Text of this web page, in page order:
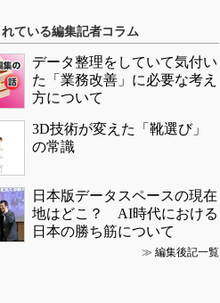
ている編集記者コラム
データ整理をしていて気付い
た「業務改善」に必要な考え
方について
3D技術が変えた「靴選び」
の常識
日本版データスペースの現在
地はどこ？ AI時代における
日本の勝ち筋について
≫ 編集後記一覧